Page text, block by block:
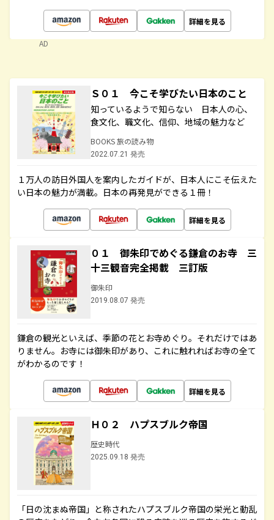
詳細を見る
AD
Ｓ０１ 今こそ学びたい日本のこと
知っているようで知らない 日本人の心、
食文化、職文化、信仰、地域の魅力など
BOOKS 旅の読み物
2022.07.21 発売
１万人の訪日外国人を案内したガイドが、日本人にこそ伝えた
い日本の魅力が満載。日本の再発見ができる１冊！
詳細を見る
０１ 御朱印でめぐる鎌倉のお寺 三
十三観音完全掲載 三訂版
御朱印
2019.08.07 発売
鎌倉の観光といえば、季節の花とお寺めぐり。それだけではあ
りません。お寺には御朱印があり、これに触れればお寺の全て
がわかるのです！
詳細を見る
Ｈ０２ ハプスブルク帝国
歴史時代
2025.09.18 発売
「日の沈まぬ帝国」と称されたハプスブルク帝国の栄光と動乱